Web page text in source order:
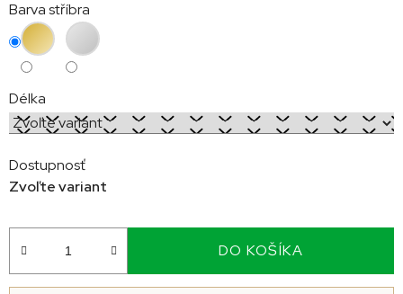
cena:
Barva stříbra
Délka
Dostupnosť
Zvoľte variant
DO KOŠÍKA